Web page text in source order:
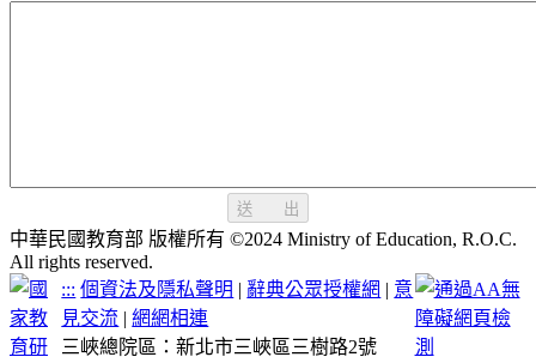
送 出
中華民國教育部 版權所有 ©2024 Ministry of Education, R.O.C.
All rights reserved.
::: 個資法及隱私聲明 | 辭典公眾授權網 | 意
見交流 |網網相連
三峽總院區：新北市三峽區三樹路2號